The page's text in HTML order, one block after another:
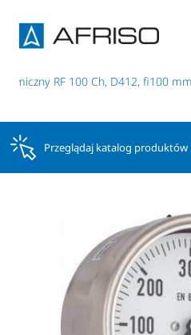
RF 100 Ch, D412, fi100
Przeglądaj katalog produktów